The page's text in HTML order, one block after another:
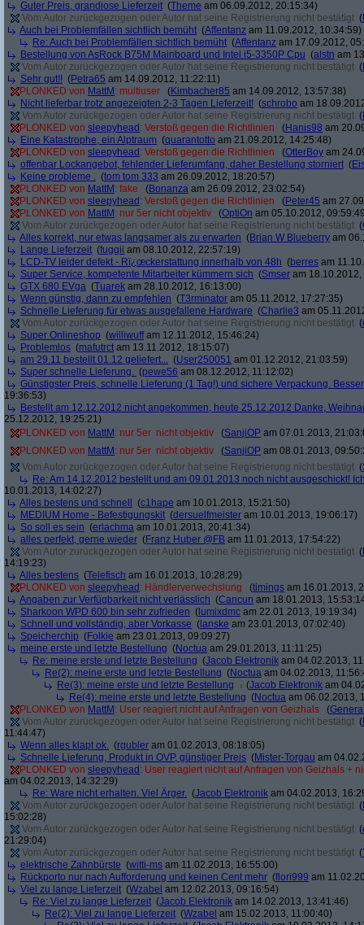
Guter Preis, grandiose Lieferzeit (Theme am 06.09.2012, 20:15:34)
Vom Autor zurückgezogen oder Autor hat seine Registrierung nicht bestätigt (
Auch bei Problemfällen sichtlich bemüht (Affentanz am 11.09.2012, 10:34:59)
Re: Auch bei Problemfällen sichtlich bemüht (Affentanz am 17.09.2012,
Bestellung von AsRock B75M Mainboard und Intel i5-3350P Cpu (alstn am
Vom Autor zurückgezogen oder Autor hat seine Registrierung nicht bestätigt (
Sehr gut!! (Petra65 am 14.09.2012, 11:22:11)
PLONKED von MattM : multiuser (Kimbacher85 am 14.09.2012, 13:57:38)
Nicht lieferbar trotz angezeigten 2-3 Tagen Lieferzeit! (schrobo am
Vom Autor zurückgezogen oder Autor hat seine Registrierung nicht bestätigt (
PLONKED von sleepyhead : Verstoß gegen die Richtlinien (Hanis98 am
Eine Katastrophe, ein Alptraum (quarantotto am 21.09.2012, 14:25:48)
PLONKED von sleepyhead : Verstoß gegen die Richtlinien (OtterBoy am
offenbar Lockangebot, fehlender Lieferumfang, daher Bestellung storniert (
Keine probleme . (tom tom 333 am 26.09.2012, 18:20:57)
PLONKED von MattM : fake (Bonanza am 26.09.2012, 23:02:54)
PLONKED von sleepyhead : Verstoß gegen die Richtlinien (Peter45 am
PLONKED von MattM : nur 5er nicht objektiv (OptiOn am 05.10.2012,
Vom Autor zurückgezogen oder Autor hat seine Registrierung nicht bestätigt (
Alles korrekt, nur etwas langsamer als zu erwarten (Brian W Blueberry am
Lange Lieferzeit (fuggii am 08.10.2012, 22:57:19)
LCD-TV leider defekt - Rï¿œckerstattung innerhalb von 48h (berres am
Super Service, kompetente Mitarbeiter kümmern sich (Smser am
GTX 680 EVga (Tuarek am 28.10.2012, 16:13:00)
Wenn günstig, dann zu empfehlen (T3rminator am 05.11.2012, 17:27:35)
Schnelle Lieferung für etwas ausgefallene Hardware (Charlie3 am
Vom Autor zurückgezogen oder Autor hat seine Registrierung nicht bestätigt (
Super Onlineshop (williwuffam 12.11.2012, 15:46:24)
Problemlos (mafutrct am 13.11.2012, 18:15:07)
am 29.11 bestellt 01.12 geliefert... (User250051 am 01.12.2012, 21:03:59)
Super schnelle Lieferung. (pewe56 am 08.12.2012, 11:12:02)
Günstigster Preis, schnelle Lieferung (1 Tag!) und sichere Verpackung.
19:36:53)
Bestellt am 12.12.2012 nicht angekommen, heute 25.12.2012 Danke,
25.12.2012, 19:25:21)
PLONKED von MattM : nur 5er  nicht objektiv (SanjiOP am 07.01.2013,
PLONKED von MattM : nur 5er  nicht objektiv (SanjiOP am 08.01.2013,
Vom Autor zurückgezogen oder Autor hat seine Registrierung nicht bestätigt (
Re: Am 14.12.2012 bestellt und am 09.01.2013 noch nicht ausgeschickt!
10.01.2013, 14:02:27)
Alles bestens und schnell
(c1hape am 10.01.2013, 15:21:50)
MEDIUM Home - Befestigungskit (dersuelfmeister am 10.01.2013, 19:06:17)
So soll es sein (erlachma am 10.01.2013, 20:41:34)
alles perfekt, gerne wieder (Franz Huber @FB am 11.01.2013, 17:54:22)
Vom Autor zurückgezogen oder Autor hat seine Registrierung nicht bestätigt (
14:19:23)
Alles bestens (Telefisch am 16.01.2013, 10:28:29)
PLONKED von sleepyhead : Händlerverwechslung (timings am 16.01.2013,
Angaben zur Verfügbarkeit nicht verlässlich (Cancun am 18.01.2013,
Sharkoon WPD 600 bin sehr zufrieden ( lumixdmc am 22.01.2013, 19:19:34)
Schnell und vollständig, aber Vorkasse ( lanske am 23.01.2013, 07:02:40)
Speicherchip (Folkie am 23.01.2013, 09:09:27)
meine erste und letzte Bestellung (Noctua am 29.01.2013, 11:11:25)
Re: meine erste und letzte Bestellung (Jacob Elektronik am 04.02.2013,
Re(2): meine erste und letzte Bestellung (Noctua am 04.02.2013,
Re(3): meine erste und letzte Bestellung
(Jacob Elektronik am
Re(4): meine erste und letzte Bestellung (Noctua am 06.02.2013,
PLONKED von MattM : User reagiert nicht auf Anfragen von Geizhals (
Vom Autor zurückgezogen oder Autor hat seine Registrierung nicht bestätigt (
11:44:47)
Wenn alles klapt ok. (rgubler am 01.02.2013, 08:18:05)
Schnelle Lieferung, Produkt in OVP, günstiger Preis (Mister-Torgau am
PLONKED von sleepyhead : User reagiert nicht auf Anfragen von Geizhals +
am 04.02.2013, 14:32:29)
Re: Ware nicht erhalten. Viel Ärger. (Jacob Elektronik am 04.02.2013,
Vom Autor zurückgezogen oder Autor hat seine Registrierung nicht bestätigt (
15:02:28)
Vom Autor zurückgezogen oder Autor hat seine Registrierung nicht bestätigt (
21:29:04)
Vom Autor zurückgezogen oder Autor hat seine Registrierung nicht bestätigt (
elektrische Zahnbürste (witti-ms am 11.02.2013, 16:55:00)
Rückporto nur nach Aufforderung und keinen Cent mehr (flori999 am
Viel zu lange Lieferzeit (Wzabel am 12.02.2013, 09:16:54)
Re: Viel zu lange Lieferzeit (Jacob Elektronik am 14.02.2013, 13:41:46)
Re(2): Viel zu lange Lieferzeit (Wzabel am 15.02.2013, 11:00:40)